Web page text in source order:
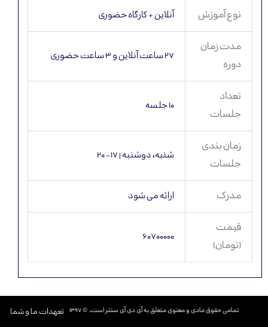
نوع آموزش آنلاین + کارگاه حضوری
مدت زمان
دوره
۲۷ ساعت آنلاین و ۳ ساعت حضوری
تعداد
جلسات
۱۰ جلسه
زمان بندی
جلسات
شنبه، دوشنبه | ۱۷- ۲۰
مدرک ارائه می شود
قیمت
(تومان)
۶۰۷۰۰۰۰۰
تعهدات ما و شما تمامی حقوق مادی و معنوی متعلق به آی دی آی سنتر است. © ۱۳۹۷​​​​​​​